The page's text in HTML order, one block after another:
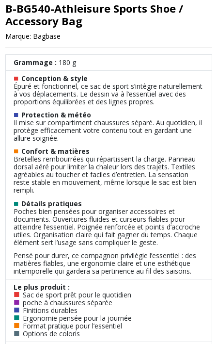
B-BG540-Athleisure Sports Shoe /
Accessory Bag
Marque: Bagbase
Grammage : 180 g
■ Conception & style
Épuré et fonctionnel, ce sac de sport s’intègre naturellement
à vos déplacements. Le dessin va à l’essentiel avec des
proportions équilibrées et des lignes propres.
■ Protection & météo
Il mise sur compartiment chaussures séparé. Au quotidien, il
protège efficacement votre contenu tout en gardant une
allure soignée.
■ Confort & matières
Bretelles rembourrées qui répartissent la charge. Panneau
dorsal aéré pour limiter la chaleur lors des trajets. Textiles
agréables au toucher et faciles d’entretien. La sensation
reste stable en mouvement, même lorsque le sac est bien
rempli.
■ Détails pratiques
Poches bien pensées pour organiser accessoires et
documents. Ouvertures fluides et curseurs fiables pour
atteindre l’essentiel. Poignée renforcée et points d’accroche
utiles. Organisation claire qui fait gagner du temps. Chaque
élément sert l’usage sans compliquer le geste.
Pensé pour durer, ce compagnon privilégie l’essentiel : des
matières fiables, une ergonomie claire et une esthétique
intemporelle qui gardera sa pertinence au fil des saisons.
Le plus produit :
■ Sac de sport prêt pour le quotidien
■ poche à chaussures séparée
■ Finitions durables
■ Ergonomie pensée pour la journée
■ Format pratique pour l’essentiel
■ Options de coloris